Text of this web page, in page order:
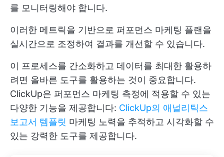
를 모니터링해야 합니다.
이러한 메트릭을 기반으로 퍼포먼스 마케팅 플랜을
실시간으로 조정하여 결과를 개선할 수 있습니다.
이 프로세스를 간소화하고 데이터를 최대한 활용하
려면 올바른 도구를 활용하는 것이 중요합니다.
ClickUp은 퍼포먼스 마케팅 측정에 적용할 수 있는
다양한 기능을 제공합니다: ClickUp의 애널리틱스
보고서 템플릿 마케팅 노력을 추적하고 시각화할 수
있는 강력한 도구를 제공합니다.